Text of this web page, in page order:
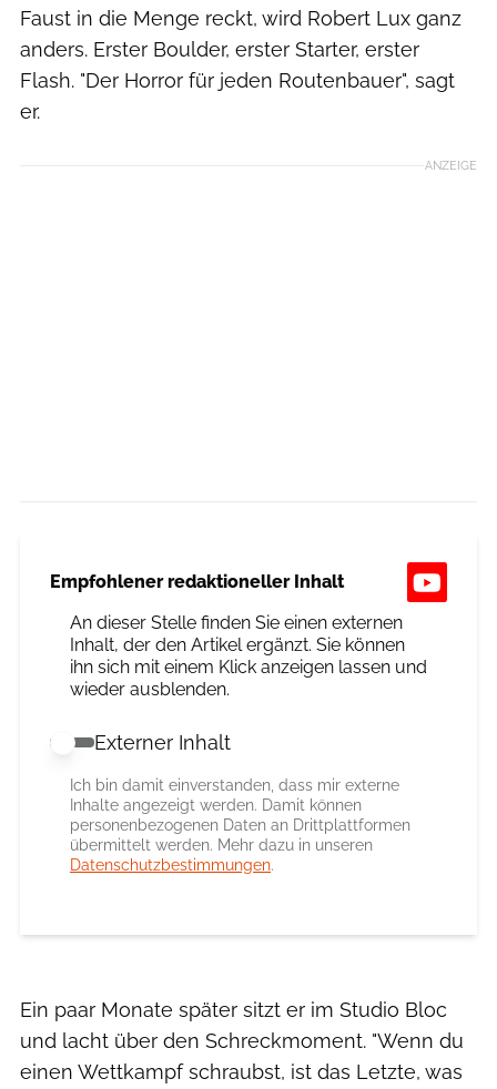
Faust in die Menge reckt, wird Robert Lux ganz
anders. Erster Boulder, erster Starter, erster
Flash. "Der Horror für jeden Routenbauer", sagt
er.
ANZEIGE
Empfohlener redaktioneller Inhalt
An dieser Stelle finden Sie einen externen
Inhalt, der den Artikel ergänzt. Sie können
ihn sich mit einem Klick anzeigen lassen und
wieder ausblenden.
Externer Inhalt erlauben
Externer Inhalt
Ich bin damit einverstanden, dass mir externe
Inhalte angezeigt werden. Damit können
personenbezogenen Daten an Drittplattformen
übermittelt werden. Mehr dazu in unseren
Datenschutzbestimmungen.
Ein paar Monate später sitzt er im Studio Bloc
und lacht über den Schreckmoment. "Wenn du
einen Wettkampf schraubst, ist das Letzte, was